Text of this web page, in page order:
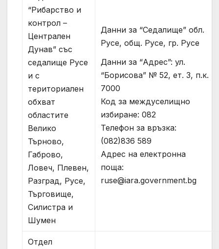
“Рибарство и
контрол –
Централен
Дунав” със
седалище Русе
и с
териториален
обхват
областите
Велико
Търново,
Габрово,
Ловеч, Плевен,
Разград, Русе,
Търговище,
Силистра и
Шумен
Данни за “Седалище” обл.
Русе, общ. Русе, гр. Русе
Данни за “Адрес”: ул.
“Борисова” № 52, ет. 3, п.к.
7000
Код за междуселищно
избиране: 082
Телефон за връзка:
(082)836 589
Адрес на електронна
поща:
ruse@iara.government.bg
Отдел